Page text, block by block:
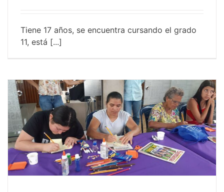
Tiene 17 años, se encuentra cursando el grado
11, está [...]